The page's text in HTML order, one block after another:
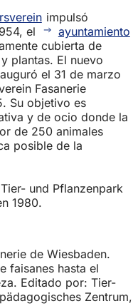
impulsó
el
ayuntamiento
cubierta de
plantas. El nuevo
el 31 de marzo
Fasanerie
Su objetivo es
y de ocio donde la
de 250 animales
posible de la
und Pflanzenpark
1980.
de Wiesbaden.
faisanes hasta el
Editado por: Tier-
Zentrum,